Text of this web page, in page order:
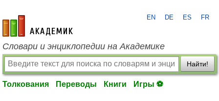
academic.ru
EN DE ES FR
Словари и энциклопедии на Академике
Найти!
Толкования Переводы Книги Игры ⚽